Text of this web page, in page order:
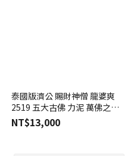
泰國版濟公 賜財神僧 龍婆爽
2519 五大古佛 力泥 萬佛之王
崇迪 背後為師父滿版袈裟【夢
幻佛牌】
NT$13,000